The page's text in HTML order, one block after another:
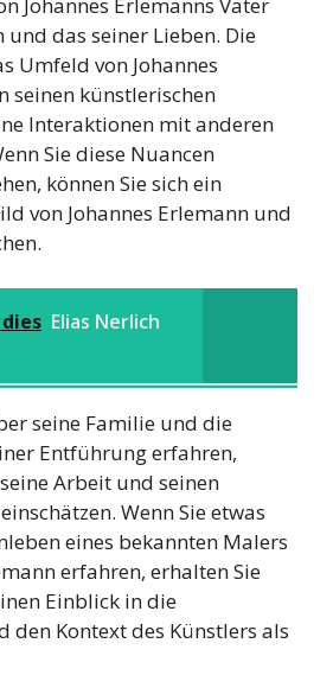
Johannes Erlemanns Vater
und das seiner Lieben. Die
Umfeld von Johannes
seinen künstlerischen
Interaktionen mit anderen
Sie diese Nuancen
können Sie sich ein
von Johannes Erlemann und
Elias Nerlich
seine Familie und die
Entführung erfahren,
Arbeit und seinen
Wenn Sie etwas
eines bekannten Malers
erfahren, erhalten Sie
Einblick in die
den Kontext des Künstlers als